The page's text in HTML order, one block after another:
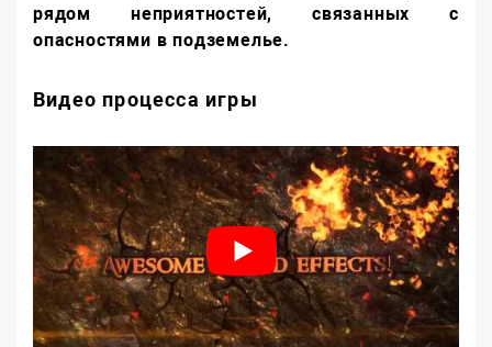
рядом неприятностей, связанных с
опасностями в подземелье.
Видео процесса игры